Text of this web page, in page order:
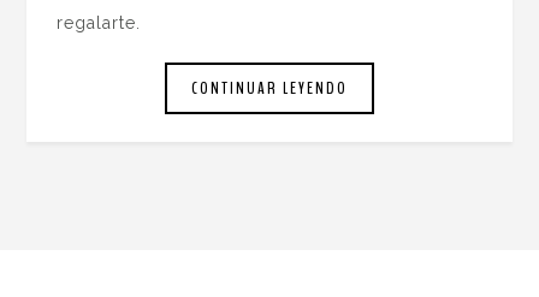
regalarte.
CONTINUAR LEYENDO